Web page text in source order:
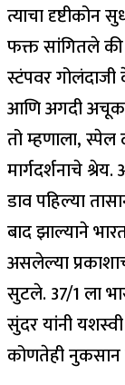
त्याचा दृष्टीकोन
फक्त सांगितले की
स्टंपवर
आणि अगदी
तो म्हणाला, स्पेल
मार्गदर्शनाचे श्रेय.
डाव पहिल्या
बाद झाल्याने
असलेल्या
सुटले.37/1 ला
सुंदर यांनी
कोणतेही नुकसान